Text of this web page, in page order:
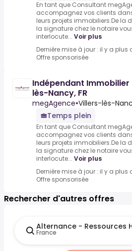
En tant que Consultant
accompagnez vos clients
leurs projets immobiliers.De la
la signature chez le notaire
interlocute... Voir plus
Dernière mise à jour : il y a plus
Offre sponsorisée
Indépendant
lès-Nancy, FR
megAgence•Villers-lès-
Temps plein
En tant que Consultant
accompagnez vos clients
leurs projets immobiliers.De la
la signature chez le notaire
interlocute... Voir plus
Dernière mise à jour : il y a plus
Offre sponsorisée
Rechercher d'autres offres
Alternance - Ressources
France